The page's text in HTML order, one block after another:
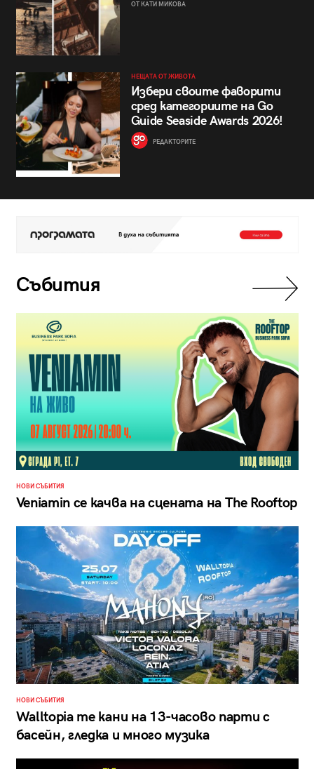
ОТ КАТИ МИКОВА
НЕЩАТА ОТ ЖИВОТА
Избери своите фаворити
сред категориите на Go
Guide Seaside Awards 2026!
РЕДАКТОРИТЕ
Събития
НОВИ СЪБИТИЯ
Veniamin се качва на сцената на The Rooftop
НОВИ СЪБИТИЯ
Walltopia те кани на 13-часово парти с
басейн, гледка и много музика